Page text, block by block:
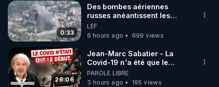
Toutes les vidéos Youtube sont aussi sur la
http://rgnr.li/odysee
🌱 LES STAGES EN PRÉSENTIEL
http://rgnr.li/stages
0:33
Des bombes aériennes
russes anéantissent les
centres de contrôle de
drones de 3 brigades
ukrainienne
LEF
6 hours ago
699 views
26:06
Jean-Marc Sabatier - La
Covid-19 n'a été que le
début - L'ARN messager
jusqu où ira-t-il ?
PAROLE LIBRE
3 hours ago
195 views